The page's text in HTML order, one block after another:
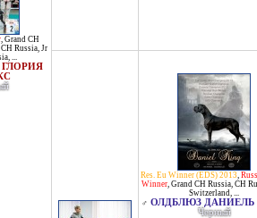
, Grand CH
CH Russia, Jr
, ...
Res. Eu Winner (EDS) 2013,
Winner, Grand CH Russia, CH
Switzerland, ...
♂ ОЛДБЛЮЗ ДАНИЕЛЬ
Черный